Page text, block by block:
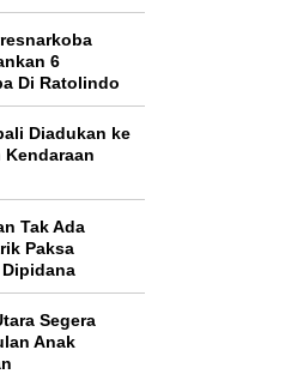
6
Di Ratolindo
Diadukan ke
Kendaraan
Tak Ada
Paksa
Segera
Anak